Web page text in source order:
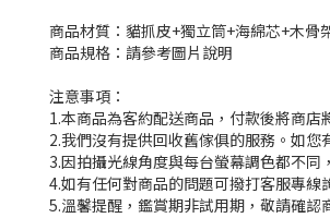
商品材質：貓抓皮+獨立筒+海綿芯+木骨
商品規格：請參考圖片說明
注意事項：
1.本商品為客約配送商品，付款後將商
2.我們沒有提供回收舊傢俱的服務。如
3.因拍攝光線角度與每台螢幕調色都不
4.如有任何對商品的問題可撥打客服專線
5.溫馨提醒，鑑賞期非試用期，敬請確認